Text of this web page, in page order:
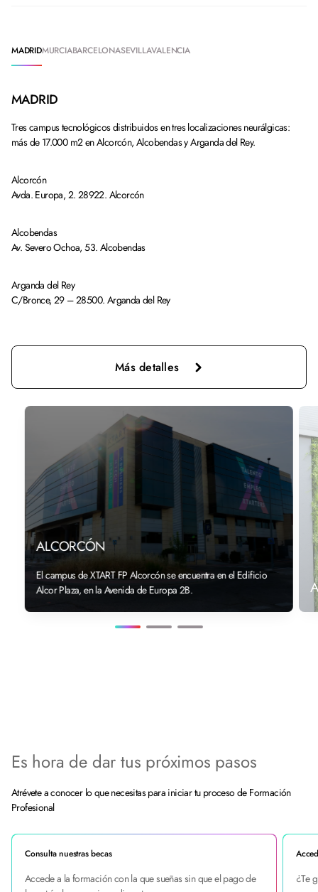
MADRIDMURCIABARCELONASEVILLAVALENCIA
MADRID
Tres campus tecnológicos distribuidos en tres localizaciones neurálgicas:
más de 17.000 m2 en Alcorcón, Alcobendas y Arganda del Rey.
Alcorcón
Avda. Europa, 2. 28922. Alcorcón
Alcobendas
Av. Severo Ochoa, 53. Alcobendas
Arganda del Rey
C/Bronce, 29 – 28500. Arganda del Rey
Más detalles
ALCORCÓN
El campus de XTART FP Alcorcón se encuentra en el Edificio
Alcor Plaza, en la Avenida de Europa 2B.
Es hora de dar tus próximos pasos
Atrévete a conocer lo que necesitas para iniciar tu proceso de Formación
Profesional
Consulta nuestras becas
Accede a la formación con la que sueñas sin que el pago de
¿Te